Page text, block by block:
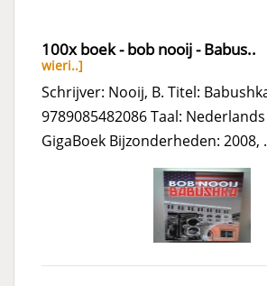
100x boek - bob nooij - Babus..
wieri..]
Schrijver: Nooij, B. Titel:
9789085482086 Taal:
GigaBoek Bijzonderheden: 2008,